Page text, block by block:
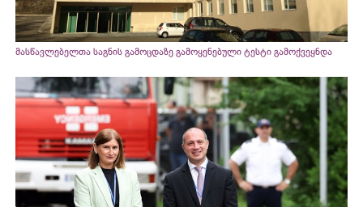
მასწავლებელთა საგნის გამოცდაზე გამოყენებული ტესტი გამოქვეყნდა